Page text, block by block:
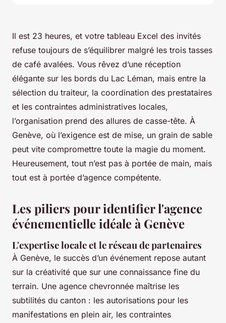
Il est 23 heures, et votre tableau Excel des invités
refuse toujours de s’équilibrer malgré les trois tasses
de café avalées. Vous rêvez d’une réception
élégante sur les bords du Lac Léman, mais entre la
sélection du traiteur, la coordination des prestataires
et les contraintes administratives locales,
l’organisation prend des allures de casse-tête. À
Genève, où l’exigence est de mise, un grain de sable
peut vite compromettre toute la magie du moment.
Heureusement, tout n’est pas à portée de main, mais
tout est à portée d’agence compétente.
Les piliers pour identifier l'agence
événementielle idéale à Genève
L'expertise locale et le réseau de partenaires
À Genève, le succès d’un événement repose autant
sur la créativité que sur une connaissance fine du
terrain. Une agence chevronnée maîtrise les
subtilités du canton : les autorisations pour les
manifestations en plein air, les contraintes